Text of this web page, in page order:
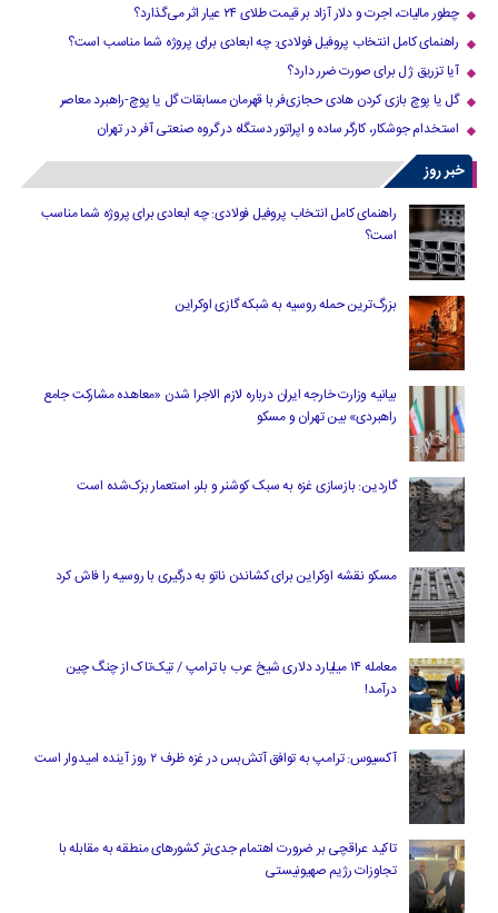
چطور مالیات، اجرت و دلار آزاد بر قیمت طلای ۲۴ عیار اثر می‌گذارد؟
راهنمای کامل انتخاب پروفیل فولادی: چه ابعادی برای پروژه شما مناسب است؟
آیا تزریق ژل برای صورت ضرر دارد​؟
گل یا پوچ بازی کردن هادی حجازی‌فر با قهرمان مسابقات گل یا پوچ-راهبرد معاصر
استخدام جوشکار، کارگر ساده و اپراتور دستگاه در گروه صنعتی آفر در تهران
خبر روز
راهنمای کامل انتخاب پروفیل فولادی: چه ابعادی برای پروژه شما مناسب
است؟
بزرگ‌ترین حمله روسیه به شبکه گازی اوکراین
بیانیه وزارت خارجه ایران درباره لازم‌ الاجرا شدن «معاهده مشارکت جامع
راهبردی» بین تهران و مسکو
گاردین: بازسازی غزه به سبک کوشنر و بلر، استعمار بزک‌شده است
مسکو نقشه اوکراین برای کشاندن ناتو به درگیری با روسیه را فاش کرد
معامله ۱۴ میلیارد دلاری شیخ عرب با ترامپ / تیک‌تاک از چنگ چین
درآمد!
آکسیوس: ترامپ به توافق آتش‌بس در غزه ظرف ۲ روز آینده امیدوار است
تاکید عراقچی بر ضرورت اهتمام جدی‌تر کشورهای منطقه به مقابله با
تجاوزات رژیم صهیونیستی